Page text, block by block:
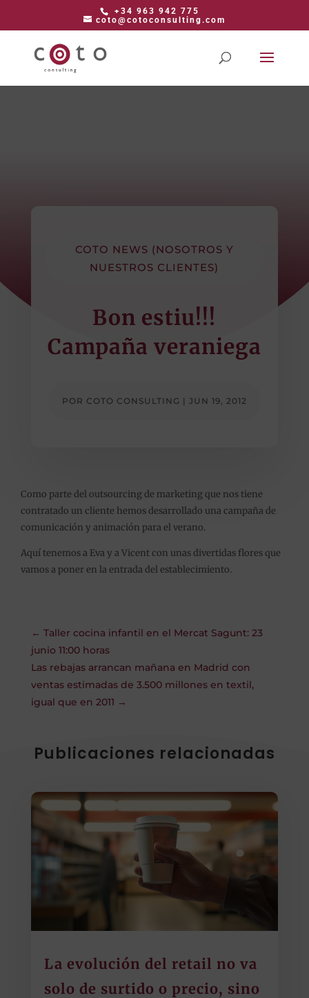
+34 963 942 775
coto@cotoconsulting.com
COTO NEWS (NOSOTROS Y
NUESTROS CLIENTES)
Bon estiu!!!
Campaña veraniega
POR COTO CONSULTING | JUN 19, 2012
Como parte del outsourcing de marketing que nos tiene
contratado un cliente hemos desarrollado una campaña de
comunicación y animación para el verano.
Aquí tenemos a Eva y a Vicent con unas divertidas flores que
vamos a poner en la entrada del establecimiento.
← Taller cocina infantil en el Mercat Sagunt: 23
junio 11:00 horas
Las rebajas arrancan mañana en Madrid con
ventas estimadas de 3.500 millones en textil,
igual que en 2011 →
Publicaciones relacionadas
La evolución del retail no va
solo de surtido o precio, sino